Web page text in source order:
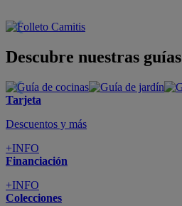
Descubre nuestras guías
Tarjeta
Descuentos y más
+INFO
Financiación
+INFO
Colecciones